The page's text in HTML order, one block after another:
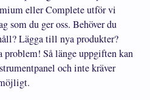
eller Complete utför vi
som du ger oss. Behöver du
Lägga till nya produkter?
Så länge uppgiften kan
och inte kräver